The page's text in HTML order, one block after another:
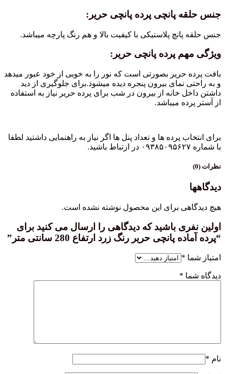
پانچی پرده پانچی حریر:
پلاستیکی با کیفیت بالا و هم رنگ پارچه میباشد.
پرده پانچی حریر:
حریر بصورتی است که نور را به خوبی از خود عبور میدهد
نمای بیرون پنجره دیده میشود.برای جلوگیری از دید
خانه از بیرون در شب برای پرده حریر نیاز به استفاده
میباشد.
پرده ها و تعداد پنل ها اگر نیاز به راهنمایی داشتید لطفا
برای این محصول نوشته نشده است.
باشید که دیدگاهی را ارسال می کنید برای
پانچی حریر رنگ زرد ارتفاع 280 سانتی متر”
*
*